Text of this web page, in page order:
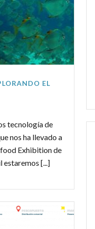
EL
tecnología de
nos ha llevado a
Exhibition de
estaremos [...]